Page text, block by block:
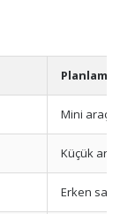
Planlama
Mini araç
Küçük
Erken saat